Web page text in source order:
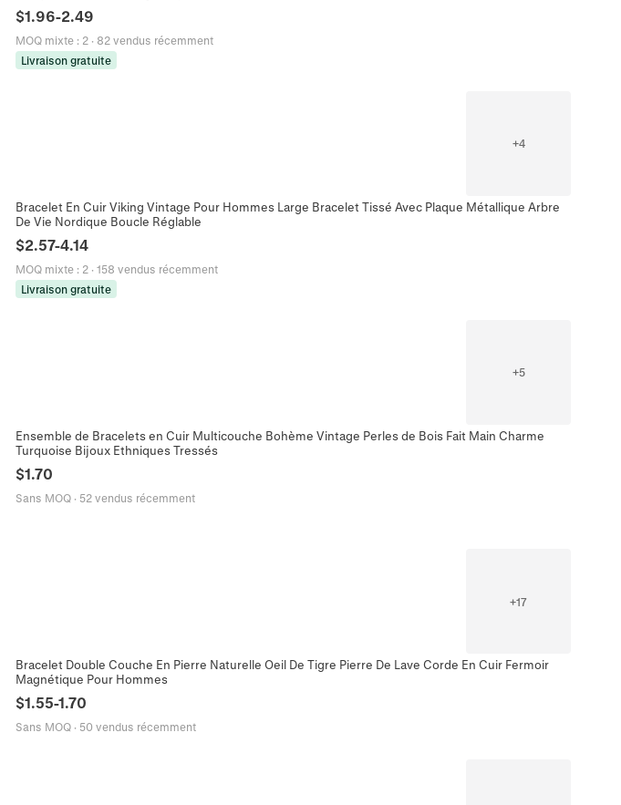
$1.96-2.49
MOQ mixte : 2 · 82 vendus récemment
Livraison gratuite
+4
Bracelet En Cuir Viking Vintage Pour Hommes Large Bracelet Tissé Avec Plaque Métallique Arbre
De Vie Nordique Boucle Réglable
$2.57-4.14
MOQ mixte : 2 · 158 vendus récemment
Livraison gratuite
+5
Ensemble de Bracelets en Cuir Multicouche Bohème Vintage Perles de Bois Fait Main Charme
Turquoise Bijoux Ethniques Tressés
$1.70
Sans MOQ · 52 vendus récemment
+17
Bracelet Double Couche En Pierre Naturelle Oeil De Tigre Pierre De Lave Corde En Cuir Fermoir
Magnétique Pour Hommes
$1.55-1.70
Sans MOQ · 50 vendus récemment